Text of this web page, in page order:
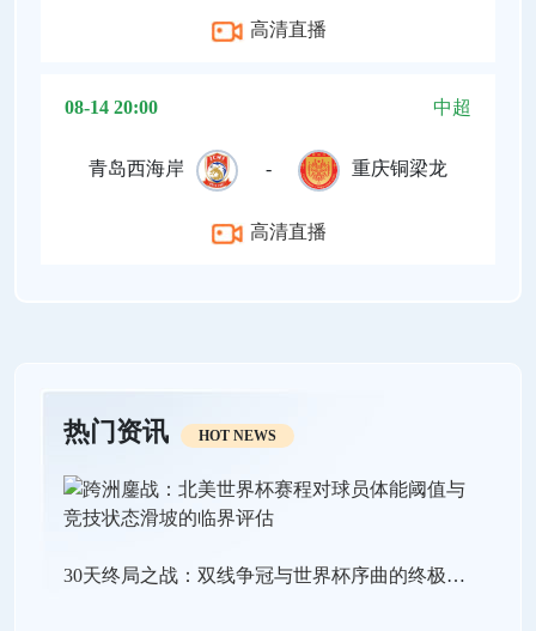
高清直播
08-14 20:00 中超
青岛西海岸 - 重庆铜梁龙
高清直播
热门资讯 HOT NEWS
30天终局之战：双线争冠与世界杯序曲的终极狂飙